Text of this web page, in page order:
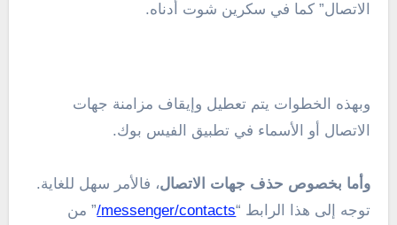
الاتصال” كما في سكرين شوت أدناه.
وبهذه الخطوات يتم تعطيل وإيقاف مزامنة جهات
الاتصال أو الأسماء في تطبيق الفيس بوك.
وأما بخصوص حذف جهات الاتصال، فالأمر سهل للغاية.
توجه إلى هذا الرابط “messenger/contacts/ ” من